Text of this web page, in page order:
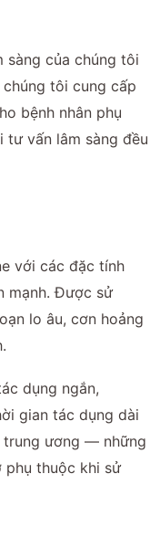
sàng của chúng tôi
chúng tôi cung cấp
bệnh nhân phụ
tư vấn lâm sàng đều
với các đặc tính
mạnh. Được sử
lo âu, cơn hoảng
dụng ngắn,
gian tác dụng dài
trung ương — những
phụ thuộc khi sử